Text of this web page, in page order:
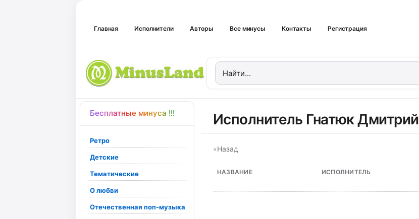
Главная Исполнители Авторы Все минусы Контакты Регистрация
Бесплатные минуса !!!
Ретро
Детские
Тематические
О любви
Отечественная поп-музыка
Исполнитель Гнатюк Дмитрий
«Назад
НАЗВАНИЕ ИСПОЛНИТЕЛЬ